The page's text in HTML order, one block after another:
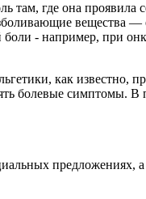
там, где она проявила
вещества
- например, при
как известно,
болевые симптомы.
предложениях, а